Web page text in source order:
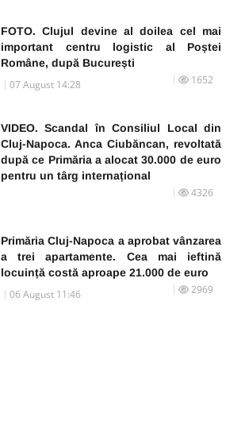
FOTO. Clujul devine al doilea cel mai
important centru logistic al Poștei
Române, după București
07 August 14:28 1652
VIDEO. Scandal în Consiliul Local din
Cluj-Napoca. Anca Ciubăncan, revoltată
după ce Primăria a alocat 30.000 de euro
pentru un târg internațional
4326
Primăria Cluj-Napoca a aprobat vânzarea
a trei apartamente. Cea mai ieftină
locuință costă aproape 21.000 de euro
06 August 11:46 2969